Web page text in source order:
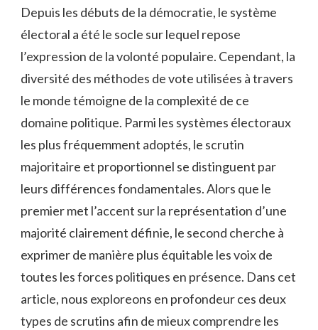
Depuis les débuts de la démocratie,​ le système
électoral a été le⁤ socle​ sur lequel ⁣repose
l’expression de⁢ la volonté populaire. Cependant, ‍la⁢
diversité ⁢des méthodes de vote utilisées à ​travers
‌le monde​ témoigne de⁢ la⁢ complexité​ de ce
domaine politique. ‍Parmi ⁤les systèmes électoraux
les plus fréquemment adoptés, le scrutin
majoritaire​ et‌ proportionnel se distinguent ⁤par
leurs différences fondamentales. Alors ‍que le
premier met l’accent‍ sur la⁣ représentation d’une
majorité⁢ clairement définie, le second cherche à
exprimer de manière⁢ plus équitable les​ voix de
toutes les forces politiques en​ présence. Dans cet
article, ‍nous exploreons‍ en profondeur ces ⁣deux
‍types de scrutins​ afin de mieux comprendre les